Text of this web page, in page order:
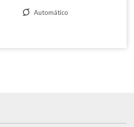
Automático